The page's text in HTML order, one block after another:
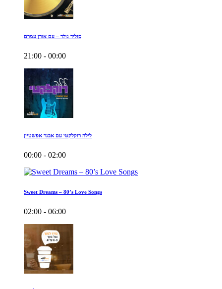
סוליד גולד – עם אורן עמרם
21:00 - 00:00
לילה רוקלקטי עם אבנר אפשטיין
00:00 - 02:00
Sweet Dreams – 80’s Love Songs
02:00 - 06:00